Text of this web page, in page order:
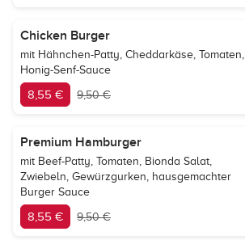
Chicken Burger
mit Hähnchen-Patty, Cheddarkäse, Tomaten,
Honig-Senf-Sauce
8,55 € 9,50 €
Premium Hamburger
mit Beef-Patty, Tomaten, Bionda Salat,
Zwiebeln, Gewürzgurken, hausgemachter
Burger Sauce
8,55 € 9,50 €